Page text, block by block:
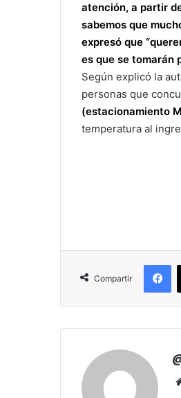
atención, a partir
sabemos que
expresó que
es que se tomarán
Según explicó la
personas que
(estacionamiento
temperatura al
Compartir